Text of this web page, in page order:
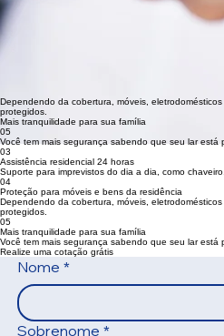
Suporte para imprevistos do dia a dia, como
Dependendo da cobertura, móveis,
protegidos.
Mais tranquilidade para sua família
05
Você tem mais segurança sabendo que seu lar está
03
Assistência residencial 24 horas
Suporte para imprevistos do dia a dia, como
04
Proteção para móveis e bens da residência
Dependendo da cobertura, móveis,
protegidos.
Mais tranquilidade para sua família
Você tem mais segurança sabendo que seu lar
Realize uma cotação grátis
Nome *